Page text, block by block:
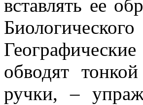
вставлять ее
обводят
ручки, –